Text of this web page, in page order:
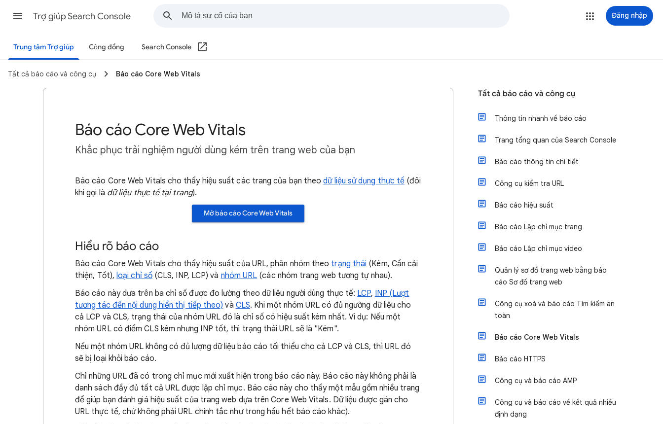
Trợ giúp Search Console Đăng nhập
Trung tâm Trợ giúp Cộng đồng Search Console
Tất cả báo cáo và công cụ Báo cáo Core Web Vitals
Báo cáo Core Web Vitals
Khắc phục trải nghiệm người dùng kém trên trang web của bạn
Báo cáo Core Web Vitals cho thấy hiệu suất các trang của bạn theodữ liệu sử dụng thực tế (đôi
khi gọi là dữ liệu thực tế tại trang).
Mở báo cáo Core Web Vitals
Hiểu rõ báo cáo
Báo cáo Core Web Vitals cho thấy hiệu suất của URL, phân nhóm theo trạng thái (Kém, Cần cải
thiện, Tốt),loại chỉ số(CLS, INP, LCP) và nhóm URL (các nhóm trang web tương tự nhau).
Báo cáo này dựa trên ba chỉ số được đo lường theo dữ liệu người dùng thực tế: LCP, INP (Lượt
tương tác đến nội dung hiển thị tiếp theo) và CLS. Khi một nhóm URL có đủ ngưỡng dữ liệu cho
cả LCP và CLS, trạng thái của nhóm URL đó là chỉ số có hiệu suất kém nhất. Ví dụ: Nếu một
nhóm URL có điểm CLS kém nhưng INP tốt, thì trạng thái URL sẽ là "Kém".
Nếu một nhóm URL không có đủ lượng dữ liệu báo cáo tối thiểu cho cả LCP và CLS, thì URL đó
sẽ bị loại khỏi báo cáo.
Chỉ những URL đã có trong chỉ mục mới xuất hiện trong báo cáo này. Báo cáo này không phải là
danh sách đầy đủ tất cả URL được lập chỉ mục. Báo cáo này cho thấy một mẫu gồm nhiều trang
để giúp bạn đánh giá hiệu suất của trang web dựa trên Core Web Vitals. Dữ liệu được gán cho
URL thực tế, chứ không phải URL chính tắc như trong hầu hết báo cáo khác).
Tất cả báo cáo và công cụ
Thông tin nhanh về báo cáo
Trang tổng quan của Search Console
Báo cáo thông tin chi tiết
Công cụ kiểm tra URL
Báo cáo hiệu suất
Báo cáo Lập chỉ mục trang
Báo cáo Lập chỉ mục video
Quản lý sơ đồ trang web bằng báo
cáo Sơ đồ trang web
Công cụ xoá và báo cáo Tìm kiếm an
toàn
Báo cáo Core Web Vitals
Báo cáo HTTPS
Công cụ và báo cáo AMP
Công cụ và báo cáo về kết quả nhiều
định dạng